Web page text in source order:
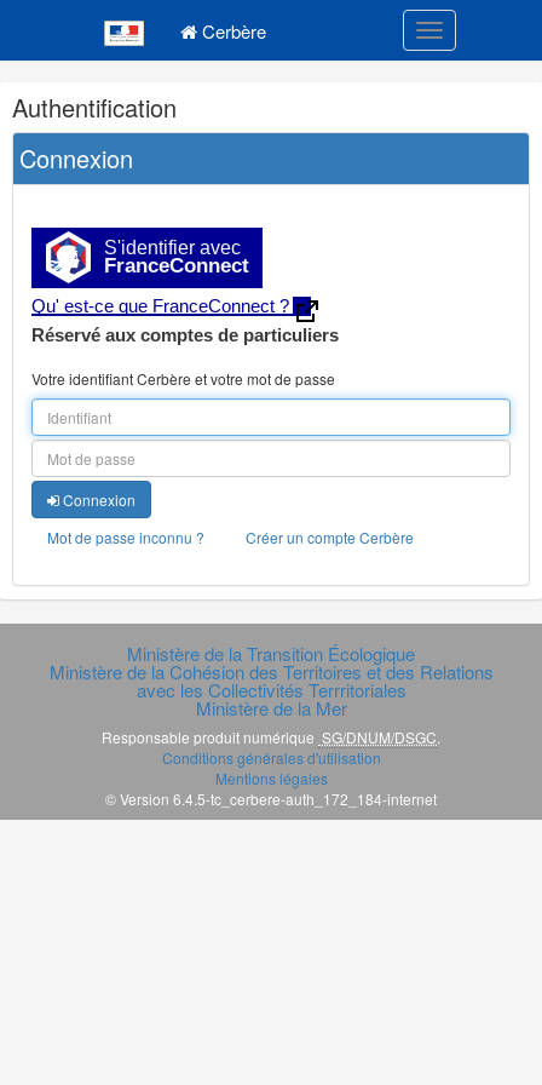
Cerbère Toggle
Navigation
et
outils
annexes
Authentification
Connexion
S'identifier avec
FranceConnect
Qu' est-ce que FranceConnect ?
Réservé aux comptes de particuliers
Votre identifiant Cerbère et votre mot de passe
Connexion
Mot de passe inconnu ?
Créer un compte Cerbère
Ministère de la Transition Écologique
Ministère de la Cohésion des Territoires et des Relations
avec les Collectivités Terrritoriales
Ministère de la Mer
Responsable produit numérique SG/DNUM/DSGC.
Conditions générales d'utilisation
Mentions légales
© Version 6.4.5-tc_cerbere-auth_172_184-internet